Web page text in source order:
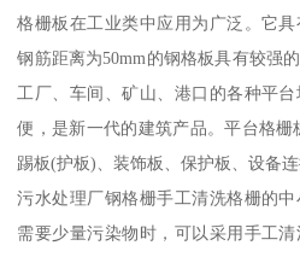
格栅板在工业类中应用为广泛。它
钢筋距离为50mm的钢格板具有较强
工厂、车间、矿山、港口的各种平
便，是新一代的建筑产品。平台格
踢板(护板)、装饰板、保护板、设备连
污水处理厂钢格栅手工清洗格栅的
需要少量污染物时，可以采用手工